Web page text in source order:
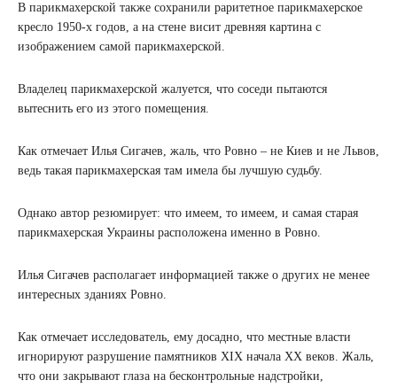
В парикмахерской также сохранили раритетное парикмахерское
кресло 1950-х годов, а на стене висит древняя картина с
изображением самой парикмахерской.
Владелец парикмахерской жалуется, что соседи пытаются
вытеснить его из этого помещения.
Как отмечает Илья Сигачев, жаль, что Ровно – не Киев и не Львов,
ведь такая парикмахерская там имела бы лучшую судьбу.
Однако автор резюмирует: что имеем, то имеем, и самая старая
парикмахерская Украины расположена именно в Ровно.
Илья Сигачев располагает информацией также о других не менее
интересных зданиях Ровно.
Как отмечает исследователь, ему досадно, что местные власти
игнорируют разрушение памятников XIX начала XX веков. Жаль,
что они закрывают глаза на бесконтрольные надстройки,